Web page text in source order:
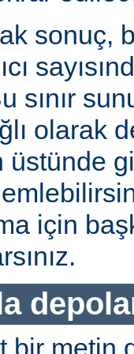
sonuç,
sınır
olarak
üstünde
için
bir metin